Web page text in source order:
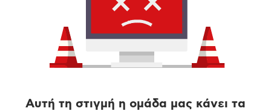
Αυτή τη στιγμή η ομάδα μας κάνει τα